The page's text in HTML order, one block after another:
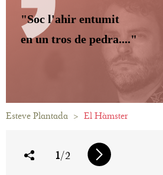
"Soc l'ahir entumit
en un tros de pedra...."
Esteve Plantada > El Hàmster
1/2